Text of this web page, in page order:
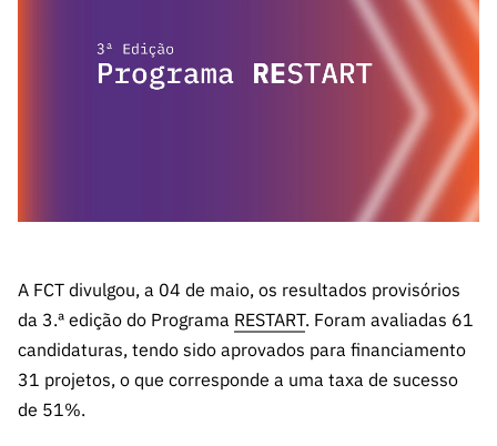
es de I&D
Infraestru
turas
Outros
Apoios
es I&D
Infraestru
turas
Prémios
Outros
Apoios
e Informação
Balcão da Ciência
Agenda
Media e
Identidade
de Marca
Subscrever
Newsletter
Subscrever
Direct Mail
90 Segundos
de Ciência
Subscrever
Direct Mail
Transparência
Contactos
LINKS
RÁPIDOS
A FCT em
Acreditaç
ão,
Certificaç
ão e
Fiscais
Recrutam
ento,
Aquisição
A FCT divulgou, a 04 de maio, os resultados provisórios
da 3.ª edição do Programa RESTART. Foram avaliadas 61
candidaturas, tendo sido aprovados para financiamento
31 projetos, o que corresponde a uma taxa de sucesso
de 51%.